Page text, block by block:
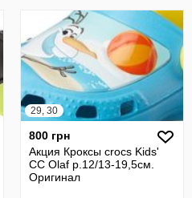
29, 30
800 грн
Акция Кроксы crocs Kids'
CC Olaf р.12/13-19,5см.
Оригинал